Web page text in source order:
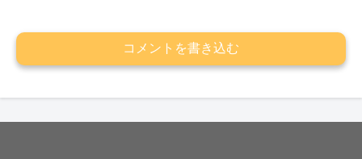
コメントを書き込む